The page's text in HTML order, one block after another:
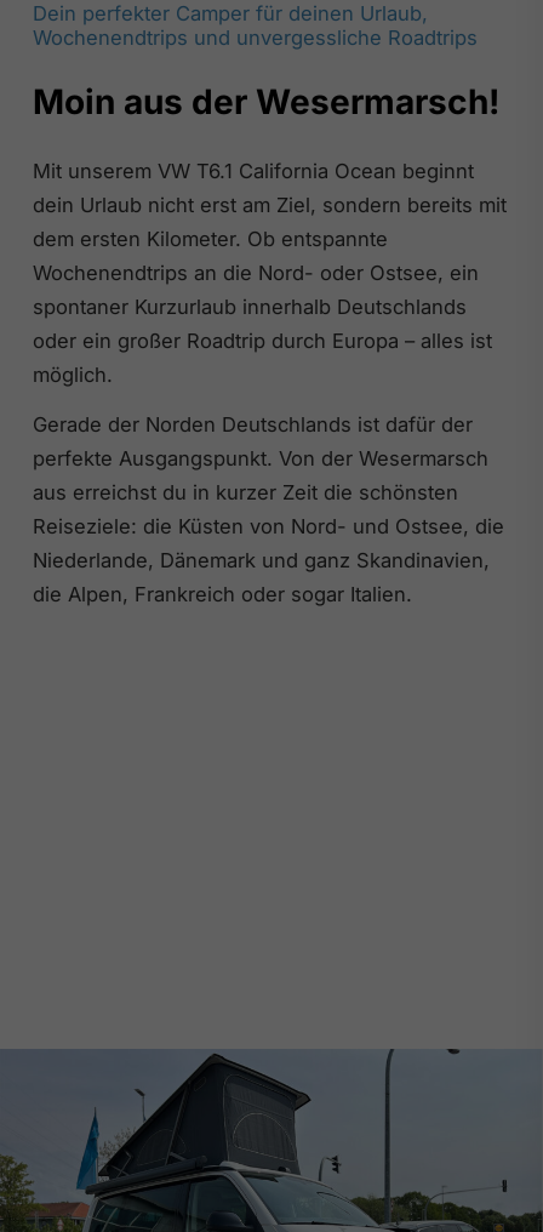
Dein perfekter Camper für deinen Urlaub,
Wochenendtrips und unvergessliche Roadtrips
Moin aus der Wesermarsch!
Mit unserem VW T6.1 California Ocean beginnt
dein Urlaub nicht erst am Ziel, sondern bereits mit
dem ersten Kilometer. Ob entspannte
Wochenendtrips an die Nord- oder Ostsee, ein
spontaner Kurzurlaub innerhalb Deutschlands
oder ein großer Roadtrip durch Europa – alles ist
möglich.
Gerade der Norden Deutschlands ist dafür der
perfekte Ausgangspunkt. Von der Wesermarsch
aus erreichst du in kurzer Zeit die schönsten
Reiseziele: die Küsten von Nord- und Ostsee, die
Niederlande, Dänemark und ganz Skandinavien,
die Alpen, Frankreich oder sogar Italien.